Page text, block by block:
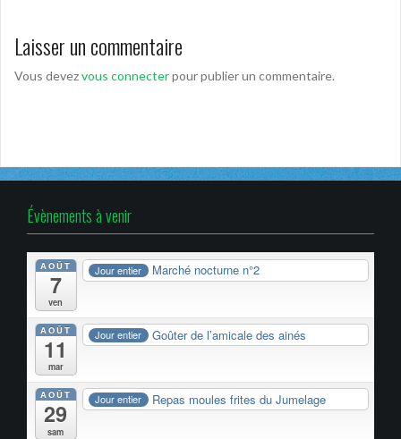
Laisser un commentaire
Vous devezvous connecterpour publier un commentaire.
Évènements à venir
AOÛT
7
ven
Jour entier Marché nocturne n°2
AOÛT
11
mar
Jour entier Goûter de l’amicale des ainés
AOÛT
29
sam
Jour entier Repas moules frites du Jumelage